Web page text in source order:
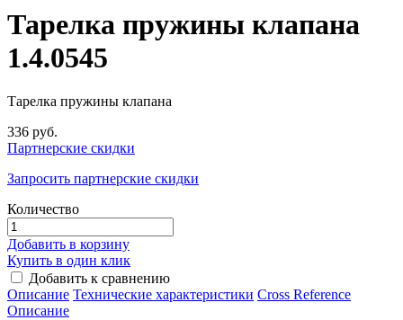
Тарелка пружины клапана
1.4.0545
Тарелка пружины клапана
336 руб.
Партнерские скидки
Запросить партнерские скидки
Количество
Добавить в корзину
Купить в один клик
Добавить к сравнению
Описание Технические характеристики Сross Reference
Описание